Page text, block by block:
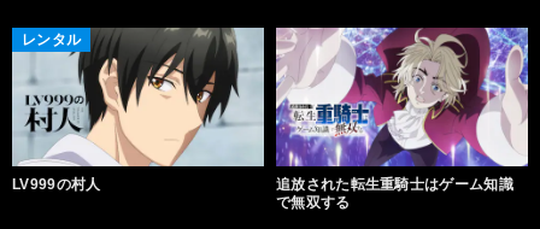
レンタル
LV999の村人
追放された転生重騎士はゲーム知識
で無双する